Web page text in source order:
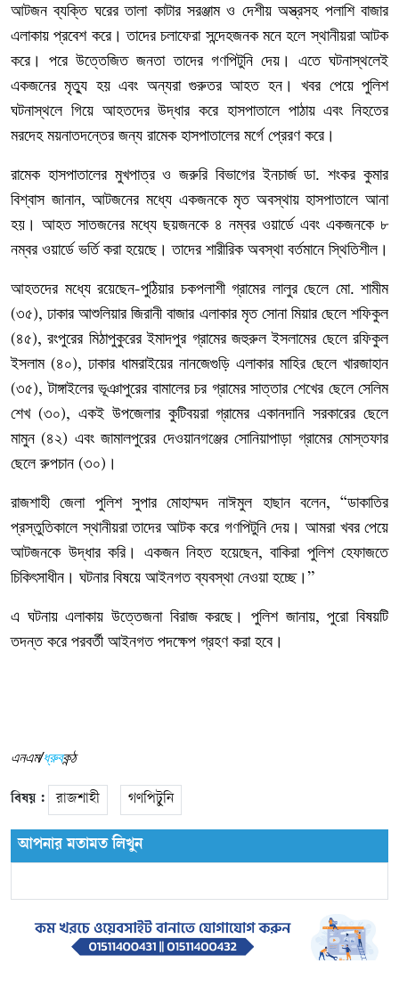
আটজন ব্যক্তি ঘরের তালা কাটার সরঞ্জাম ও দেশীয় অস্ত্রসহ পলাশি বাজার
এলাকায় প্রবেশ করে। তাদের চলাফেরা সন্দেহজনক মনে হলে স্থানীয়রা আটক
করে।
পরে উত্তেজিত জনতা তাদের গণপিটুনি দেয়। এতে ঘটনাস্থলেই
একজনের মৃত্যু হয় এবং অন্যরা গুরুতর আহত হন। খবর পেয়ে পুলিশ
ঘটনাস্থলে গিয়ে আহতদের উদ্ধার করে হাসপাতালে পাঠায় এবং নিহতের
মরদেহ ময়নাতদন্তের জন্য রামেক হাসপাতালের মর্গে প্রেরণ করে।
রামেক হাসপাতালের মুখপাত্র ও জরুরি বিভাগের ইনচার্জ ডা.শংকর কুমার
বিশ্বাস জানান,আটজনের মধ্যে একজনকে মৃত অবস্থায় হাসপাতালে আনা
হয়। আহত সাতজনের মধ্যে ছয়জনকে ৪ নম্বর ওয়ার্ডে এবং একজনকে ৮
নম্বর ওয়ার্ডে ভর্তি করা হয়েছে। তাদের শারীরিক অবস্থা বর্তমানে স্থিতিশীল।
আহতদের মধ্যে রয়েছেন-পুঠিয়ার চকপলাশী গ্রামের লালুর ছেলে মো. শামীম
(৩৫),ঢাকার আশুলিয়ার জিরানী বাজার এলাকার মৃত সোনা মিয়ার ছেলে শফিকুল
(৪৫),রংপুরের মিঠাপুকুরের ইমাদপুর গ্রামের জহুরুল ইসলামের ছেলে রফিকুল
ইসলাম(৪০), ঢাকার ধামরাইয়ের নানজেগুড়ি এলাকার মাহির ছেলে খারজাহান
(৩৫), টাঙ্গাইলের ভূঞাপুরের বামালের চর গ্রামের সাত্তার শেখের ছেলে সেলিম
শেখ(৩০), একই উপজেলার কুটিবয়রা গ্রামের একানদানি সরকারের ছেলে
মামুন (৪২) এবং জামালপুরের দেওয়ানগঞ্জের সোনিয়াপাড়া গ্রামের মোস্তফার
ছেলে রুপচান (৩০) ।
রাজশাহী জেলা পুলিশ সুপার মোহাম্মদ নাঈমুল হাছান বলেন, “ডাকাতির
প্রস্তুতিকালে স্থানীয়রা তাদের আটক করে গণপিটুনি দেয়। আমরা খবর পেয়ে
আটজনকে উদ্ধার করি। একজন নিহত হয়েছেন, বাকিরা পুলিশ হেফাজতে
চিকিৎসাধীন। ঘটনার বিষয়ে আইনগত ব্যবস্থা নেওয়া হচ্ছে। ”
এ ঘটনায় এলাকায় উত্তেজনা বিরাজ করছে। পুলিশ জানায়,পুরো বিষয়টি
তদন্ত করে পরবর্তী আইনগত পদক্ষেপ গ্রহণ করা হবে।
এনএম/ধ্রুবকন্ঠ
বিষয় : রাজশাহী গণপিটুনি
আপনার মতামত লিখুন